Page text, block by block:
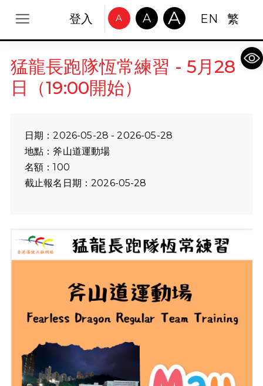
登入 A A A EN 繁
猛龍長跑隊恆常練習 - 5月28
日（19:00開始）
日期：2026-05-28 - 2026-05-28
地點：斧山道運動場
名額：100
截止報名日期：2026-05-28